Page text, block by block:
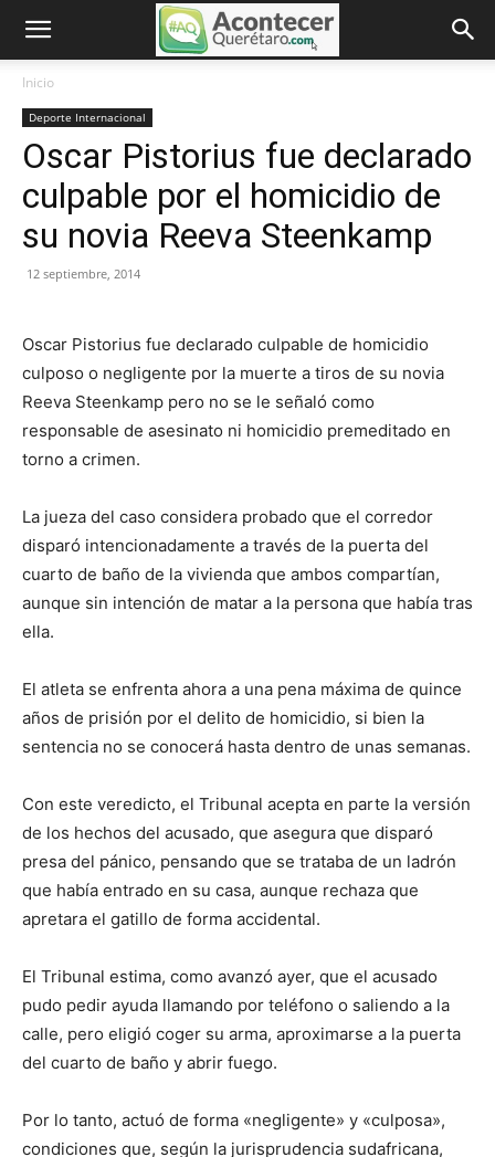
Inicio
Deporte Internacional
Oscar Pistorius fue declarado
culpable por el homicidio de
su novia Reeva Steenkamp
12 septiembre, 2014
Oscar Pistorius fue declarado culpable de homicidio
culposo o negligente por la muerte a tiros de su novia
Reeva Steenkamp pero no se le señaló como
responsable de asesinato ni homicidio premeditado en
torno a crimen.
La jueza del caso considera probado que el corredor
disparó intencionadamente a través de la puerta del
cuarto de baño de la vivienda que ambos compartían,
aunque sin intención de matar a la persona que había tras
ella.
El atleta se enfrenta ahora a una pena máxima de quince
años de prisión por el delito de homicidio, si bien la
sentencia no se conocerá hasta dentro de unas semanas.
Con este veredicto, el Tribunal acepta en parte la versión
de los hechos del acusado, que asegura que disparó
presa del pánico, pensando que se trataba de un ladrón
que había entrado en su casa, aunque rechaza que
apretara el gatillo de forma accidental.
El Tribunal estima, como avanzó ayer, que el acusado
pudo pedir ayuda llamando por teléfono o saliendo a la
calle, pero eligió coger su arma, aproximarse a la puerta
del cuarto de baño y abrir fuego.
Por lo tanto, actuó de forma «negligente» y «culposa»,
condiciones que, según la jurisprudencia sudafricana,